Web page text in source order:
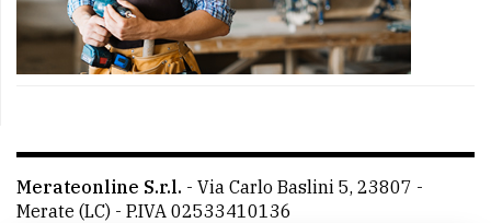
Merateonline S.r.l. - Via Carlo Baslini 5, 23807 -
Merate (LC) - P.IVA 02533410136